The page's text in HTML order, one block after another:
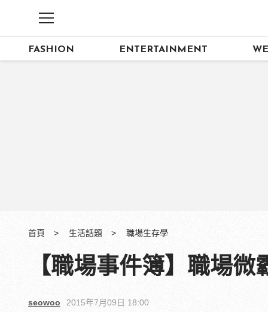
FASHION ENTERTAINMENT
首頁 生活話題 職場生存學
【職場事件簿】職場
seowoo 2015年7月09日 18:00